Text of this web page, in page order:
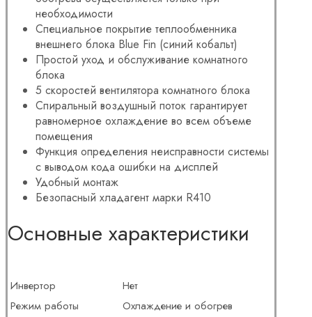
необходимости
Специальное покрытие теплообменника
внешнего блока Blue Fin (синий кобальт)
Простой уход и обслуживание комнатного
блока
5 скоростей вентилятора комнатного блока
Спиральный воздушный поток гарантирует
равномерное охлаждение во всем объеме
помещения
Функция определения неисправности системы
с выводом кода ошибки на дисплей
Удобный монтаж
Безопасный хладагент марки R410
Основные характеристики
Инвертор
Нет
Режим работы
Охлаждение и обогрев